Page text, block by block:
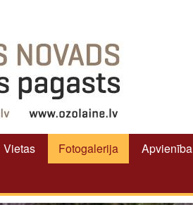
Vietas Fotogalerija Apvienība